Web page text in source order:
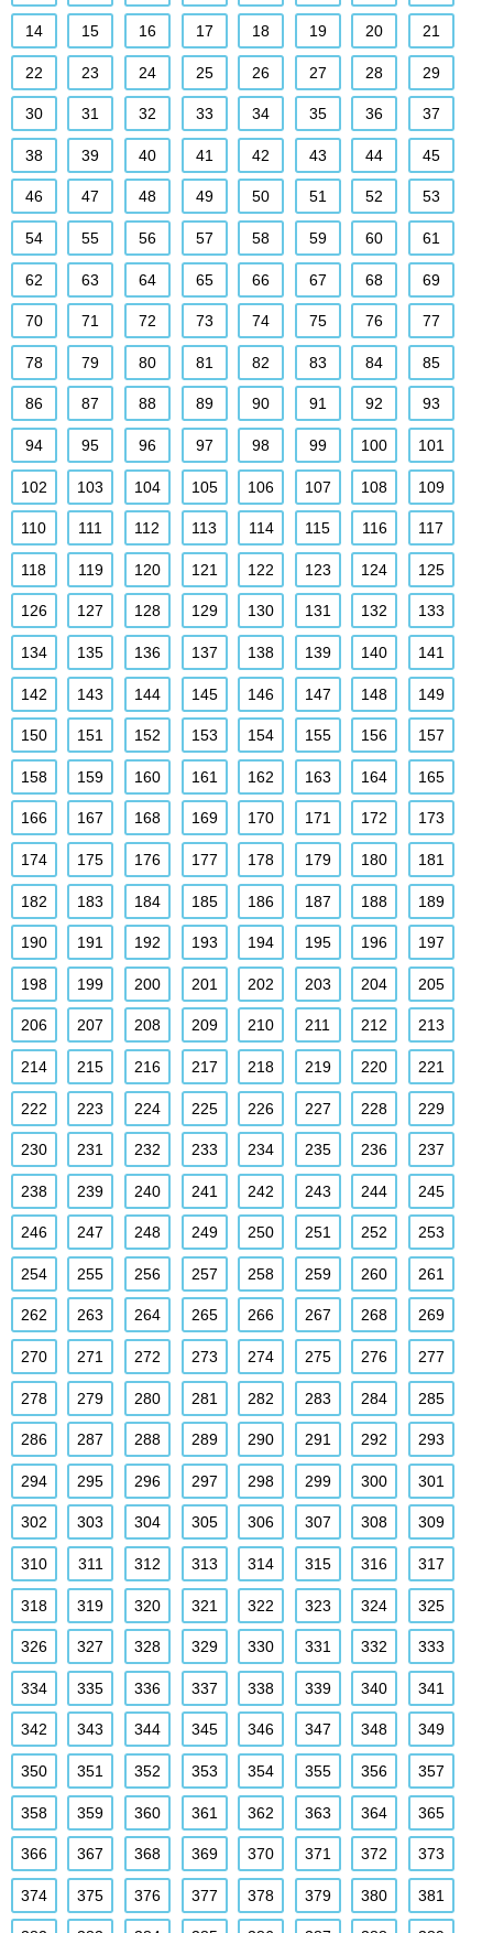
14 15 16 17 18 19 20 21
22 23 24 25 26 27 28 29
30 31 32 33 34 35 36 37
38 39 40 41 42 43 44 45
46 47 48 49 50 51 52 53
54 55 56 57 58 59 60 61
62 63 64 65 66 67 68 69
70 71 72 73 74 75 76 77
78 79 80 81 82 83 84 85
86 87 88 89 90 91 92 93
94 95 96 97 98 99 100 101
102 103 104 105 106 107 108 109
110 111 112 113 114 115 116 117
118 119 120 121 122 123 124 125
126 127 128 129 130 131 132 133
134 135 136 137 138 139 140 141
142 143 144 145 146 147 148 149
150 151 152 153 154 155 156 157
158 159 160 161 162 163 164 165
166 167 168 169 170 171 172 173
174 175 176 177 178 179 180 181
182 183 184 185 186 187 188 189
190 191 192 193 194 195 196 197
198 199 200 201 202 203 204 205
206 207 208 209 210 211 212 213
214 215 216 217 218 219 220 221
222 223 224 225 226 227 228 229
230 231 232 233 234 235 236 237
238 239 240 241 242 243 244 245
246 247 248 249 250 251 252 253
254 255 256 257 258 259 260 261
262 263 264 265 266 267 268 269
270 271 272 273 274 275 276 277
278 279 280 281 282 283 284 285
286 287 288 289 290 291 292 293
294 295 296 297 298 299 300 301
302 303 304 305 306 307 308 309
310 311 312 313 314 315 316 317
318 319 320 321 322 323 324 325
326 327 328 329 330 331 332 333
334 335 336 337 338 339 340 341
342 343 344 345 346 347 348 349
350 351 352 353 354 355 356 357
358 359 360 361 362 363 364 365
366 367 368 369 370 371 372 373
374 375 376 377 378 379 380 381